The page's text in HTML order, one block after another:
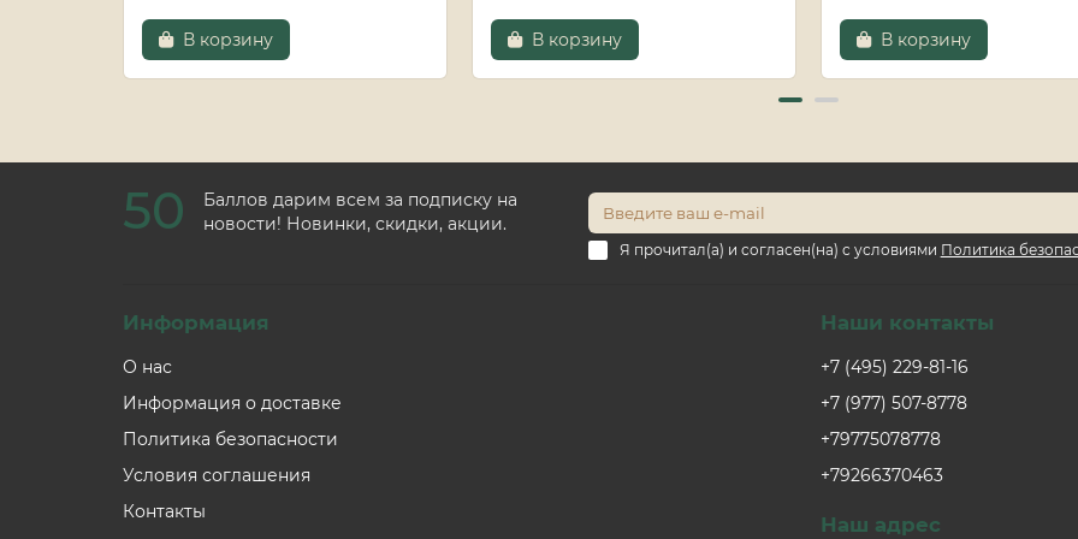
В корзину В корзину В корзину
50
Баллов дарим всем за подписку на
новости! Новинки, скидки, акции.
Я прочитал(а) и согласен(на) с условиями Политика
Информация
О нас
Информация о доставке
Политика безопасности
Условия соглашения
Контакты
Наши контакты
+7 (495) 229-81-16
+7 (977) 507-8778
+79775078778
+79266370463
Наш адрес